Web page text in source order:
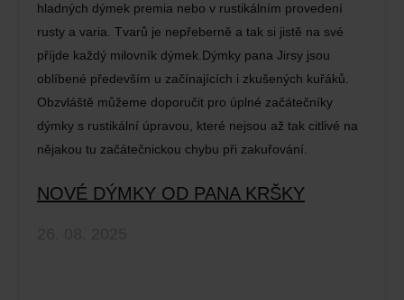
hladných dýmek premia nebo v rustikálním provedení
rusty a varia. Tvarů je nepřeberně a tak si jistě na své
příjde každý milovník dýmek.Dýmky pana Jirsy jsou
oblíbené především u začínajících i zkušených kuřáků.
Obzvláště můžeme doporučit pro úplné začátečníky
dýmky s rustikální úpravou, které nejsou až tak citlivé na
nějakou tu začátečnickou chybu při zakuřování.
NOVÉ DÝMKY OD PANA KRŠKY